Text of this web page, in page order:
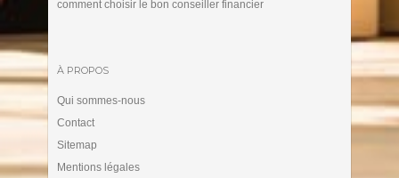
comment choisir le bon conseiller financier
À PROPOS
Qui sommes-nous
Contact
Sitemap
Mentions légales